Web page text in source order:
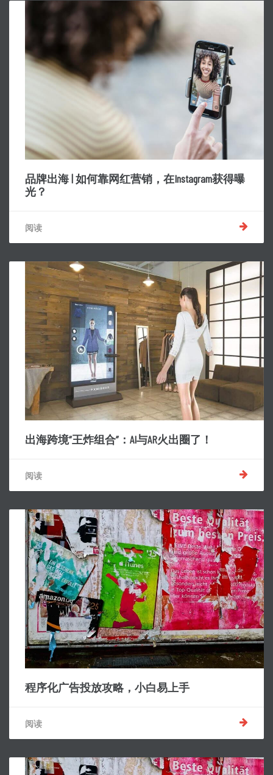
品牌出海 | 如何靠网红营销，在Instagram获得曝
光？
阅读
出海跨境“王炸组合”：AI与AR火出圈了！
阅读
程序化广告投放攻略，小白易上手
阅读